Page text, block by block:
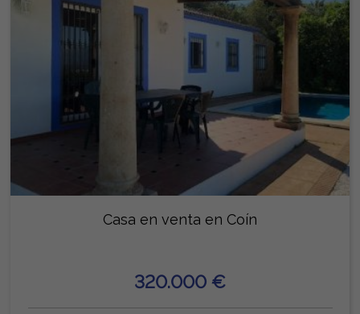
Casa en venta en Coín
320.000 €